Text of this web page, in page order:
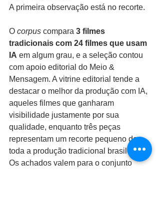
A primeira observação está no recorte.
O corpus compara 3 filmes
tradicionais com 24 filmes que usam
IA em algum grau, e a seleção contou
com apoio editorial do Meio &
Mensagem. A vitrine editorial tende a
destacar o melhor da produção com IA,
aqueles filmes que ganharam
visibilidade justamente por sua
qualidade, enquanto três peças
representam um recorte pequeno de
toda a produção tradicional brasileira.
Os achados valem para o conjunto